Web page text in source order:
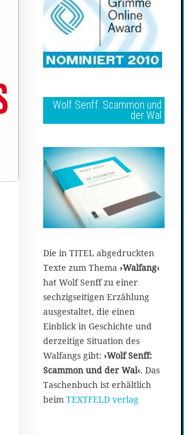
Wolf Senff: Scammon und
der Wal
Die in TITEL abgedruckten
Texte zum Thema ›Walfang‹
hat Wolf Senff zu einer
sechzigseitigen Erzählung
ausgestaltet, die einen
Einblick in Geschichte und
derzeitige Situation des
Walfangs gibt: ›Wolf Senff:
Scammon und der Wal‹. Das
Taschenbuch ist erhältlich
beim TEXTFELD verlag